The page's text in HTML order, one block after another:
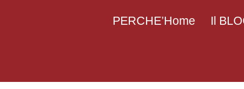
PERCHE’Home Il